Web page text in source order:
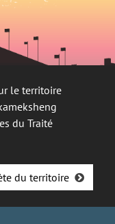
le territoire
du Traité
du territoire